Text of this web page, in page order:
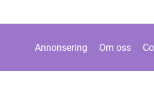
Annonsering Om oss